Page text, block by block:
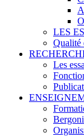
LES
Qualité
Les